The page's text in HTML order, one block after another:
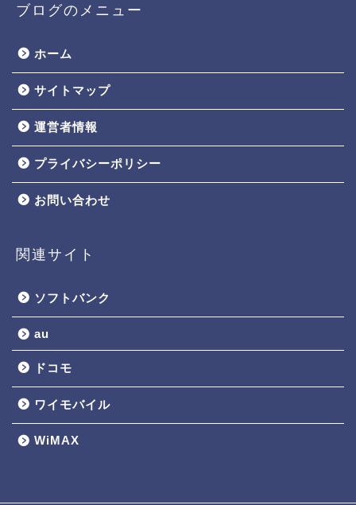
ブログのメニュー
ホーム
サイトマップ
運営者情報
プライバシーポリシー
お問い合わせ
関連サイト
ソフトバンク
au
ドコモ
ワイモバイル
WiMAX